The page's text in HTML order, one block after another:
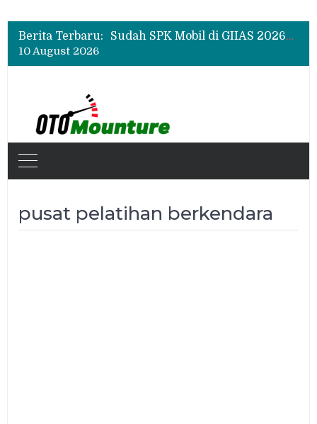
Berita Terbaru:
Rangkul Komunitas Mobil, Motul Indonesia Gelar Car MeetUp Perdana di Tangerang
Sudah SPK Mobil di GIIAS 2026? Ini Tahapan yang Harus Dilakukan Setelah Pameran
Rangkul Komunitas Mobil, Motul Indonesia Gelar Car MeetUp Perdana di Tangerang
10 August 2026
pusat pelatihan berkendara